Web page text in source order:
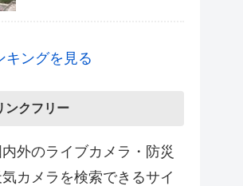
ングを見る
ンクフリー
外のライブカメラ・防災
カメラを検索できるサイ